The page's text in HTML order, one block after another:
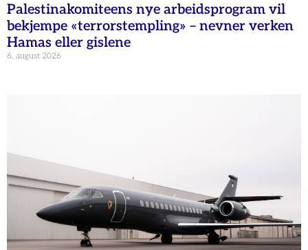
Palestinakomiteens nye arbeidsprogram vil
bekjempe «terrorstempling» – nevner verken
Hamas eller gislene
6. august 2026